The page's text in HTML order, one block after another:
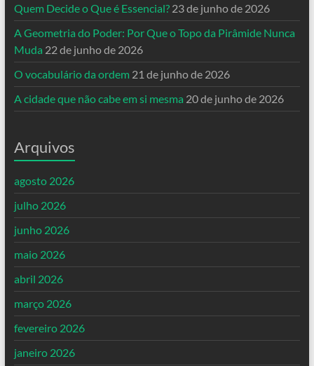
Quem Decide o Que é Essencial? 23 de junho de 2026
A Geometria do Poder: Por Que o Topo da Pirâmide Nunca
Muda 22 de junho de 2026
O vocabulário da ordem 21 de junho de 2026
A cidade que não cabe em si mesma 20 de junho de 2026
Arquivos
agosto 2026
julho 2026
junho 2026
maio 2026
abril 2026
março 2026
fevereiro 2026
janeiro 2026